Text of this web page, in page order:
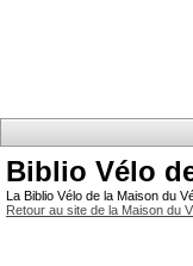
Biblio Vélo
La Biblio Vélo de la Maison du
Retour au site de la Maison du